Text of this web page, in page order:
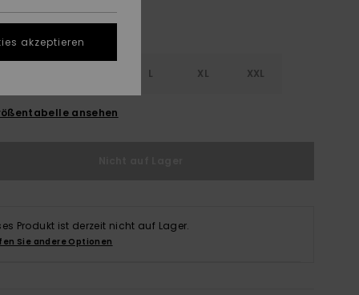
L XL XXL
ansehen
Produkt ist derzeit nicht auf Lager.
Sie andere Optionen
akzeptieren